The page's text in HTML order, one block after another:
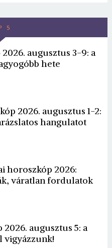
5
augusztus 3-9: a
hete
2026. augusztus 1-2:
hangulatot
horoszkóp 2026:
váratlan fordulatok
augusztus 5: a
vigyázzunk!